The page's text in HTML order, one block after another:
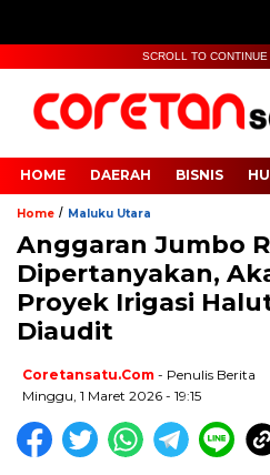
SCROLL TO
HOME DAERAH BISNIS
Home / Maluku Utara
Anggaran Jumbo
Dipertanyakan,
Proyek Irigasi
Diaudit
Coretansatu.com - Penulis Berita
Minggu, 1 Maret 2026 - 19:15